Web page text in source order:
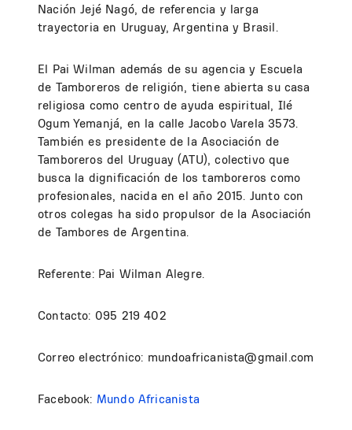
Nación Jejé Nagó, de referencia y larga
trayectoria en Uruguay, Argentina y Brasil.
El Pai Wilman además de su agencia y Escuela
de Tamboreros de religión, tiene abierta su casa
religiosa como centro de ayuda espiritual, Ilé
Ogum Yemanjá, en la calle Jacobo Varela 3573.
También es presidente de la Asociación de
Tamboreros del Uruguay (ATU), colectivo que
busca la dignificación de los tamboreros como
profesionales, nacida en el año 2015. Junto con
otros colegas ha sido propulsor de la Asociación
de Tambores de Argentina.
Referente: Pai Wilman Alegre.
Contacto: 095 219 402
Correo electrónico: mundoafricanista@gmail.com
Facebook: Mundo Africanista